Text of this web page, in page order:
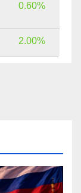
0.60%
2.00%